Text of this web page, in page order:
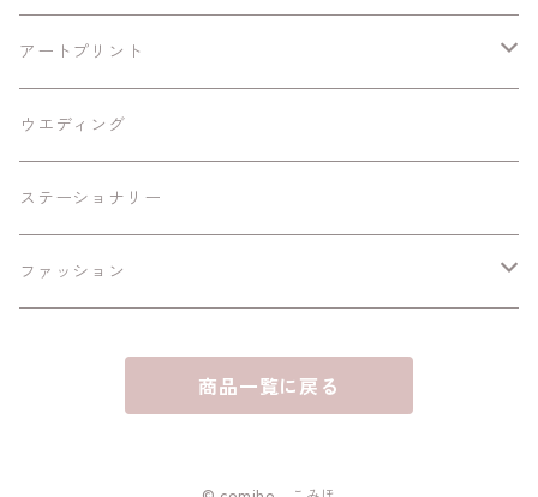
iPhoneSE/SE2
iPhone11/Pro/ProMax
iPhone12/12Pro/mini/ProMax
iPhone13/mini/Pro
iPhone15/Plus/Pro/Max
iPhone16/Plus/Pro/Max
アートプリント
額あり
A4黒縁額
B6黒縁額
額なし
A4
ウエディング
ステーショナリー
ファッション
商品一覧に戻る